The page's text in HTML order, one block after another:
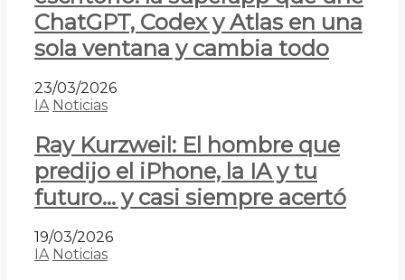
ChatGPT, Codex y Atlas en una
sola ventana y cambia todo
23/03/2026
IA Noticias
Ray Kurzweil: El hombre que
predijo el iPhone, la IA y tu
futuro… y casi siempre acertó
19/03/2026
IA Noticias